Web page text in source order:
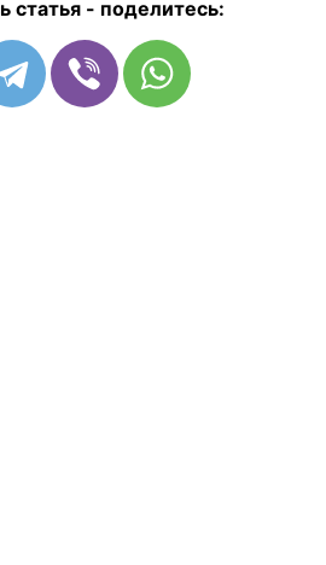
статья - поделитесь: